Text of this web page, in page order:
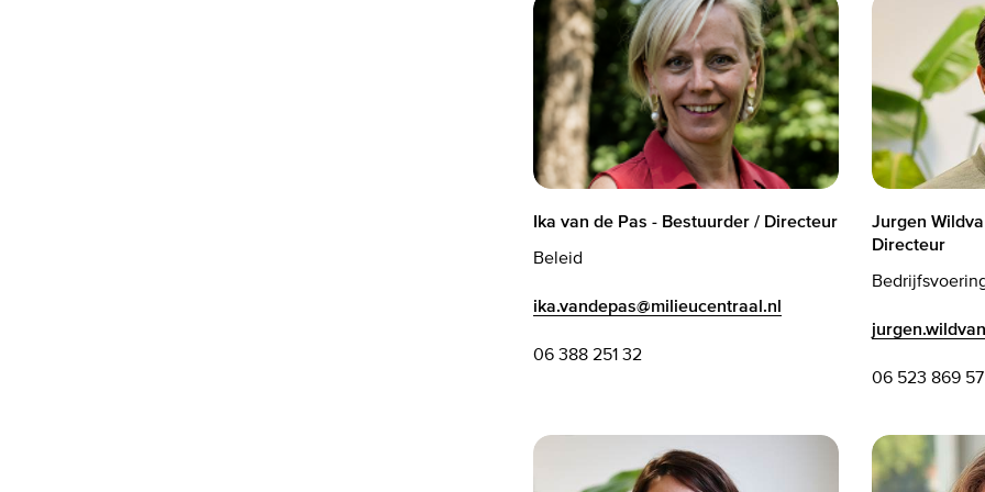
Ika van de Pas - Bestuurder / Directeur
Beleid
ika.vandepas@milieucentraal.nl
06 388 251 32
Jurgen
Directeur
06 523 869 57